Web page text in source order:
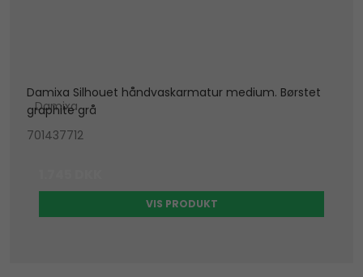
Damixa Silhouet håndvaskarmatur medium. Børstet
graphite grå
Damixa
701437712
VIS PRODUKT